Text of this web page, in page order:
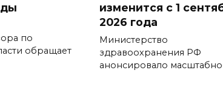
по
обращает
изменится с 1
2026 года
Министерство
здравоохранения РФ
анонсировало